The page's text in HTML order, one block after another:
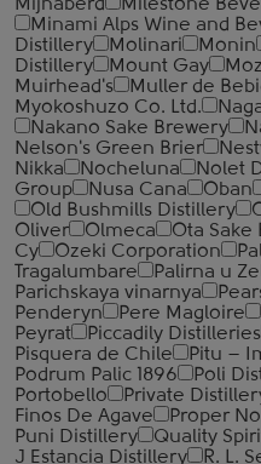
Mijnaberd
Milestone
Minami Alps Wine and
Distillery
Molinari Monin
Distillery
Mount Gay
Muirhead's
Muller de
Myokoshuzo Co. Ltd.
Nakano Sake Brewery
Nelson's Green Brier
Nikka
Nocheluna Nolet
Group
Nusa Cana Oban
Old Bushmills Distillery
Oliver
Olmeca Ota Sake
Cy
Ozeki Corporation
Tragalumbare
Palirna u
Parichskaya vinarnya
Penderyn
Pere Magloire
Peyrat
Piccadily Distilleries
Pisquera de Chile
Pitu –
Podrum Palic 1896
Poli
Portobello
Private
Finos De Agave
Proper
Puni Distillery
Quality
J Estancia Distillery
R. L.